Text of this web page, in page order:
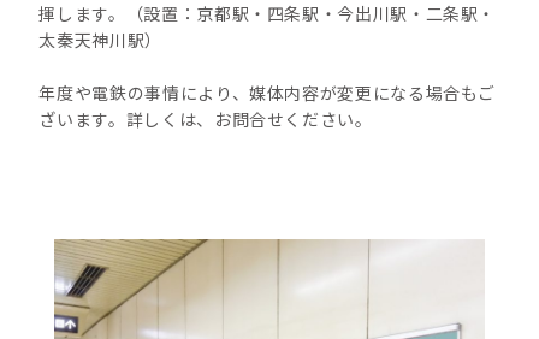
揮します。（設置：京都駅・四条駅・今出川駅・二条駅・
太秦天神川駅）
年度や電鉄の事情により、媒体内容が変更になる場合もご
ざいます。詳しくは、お問合せください。